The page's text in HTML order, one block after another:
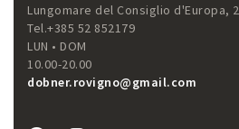
Lungomare del Consiglio d'Europa, 2
Tel.+385 52 852179
LUN • DOM
10.00-20.00
dobner.rovigno@gmail.com